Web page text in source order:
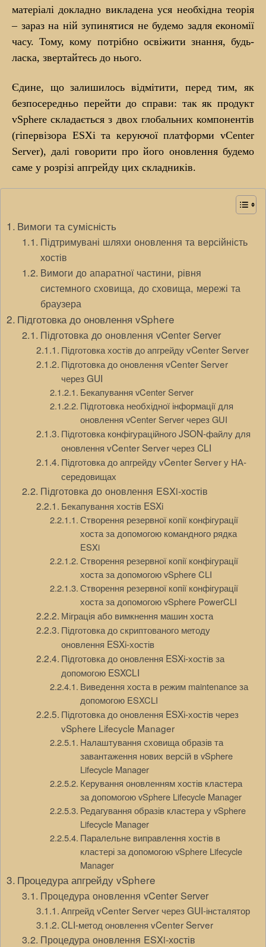
матеріалі докладно викладена уся необхідна теорія
– зараз на ній зупинятися не будемо задля економії
часу. Тому, кому потрібно освіжити знання, будь-
ласка, звертайтесь до нього.
Єдине, що залишилось відмітити, перед тим, як
безпосередньо перейти до справи: так як продукт
vSphere складається з двох глобальних компонентів
(гіпервізора ESXi та керуючої платформи vCenter
Server), далі говорити про його оновлення будемо
саме у розрізі апгрейду цих складників.
Вимоги та сумісність
Підтримувані шляхи оновлення та версійність
хостів
Вимоги до апаратної частини, рівня
системного сховища, до сховища, мережі та
браузера
Підготовка до оновлення vSphere
Підготовка до оновлення vCenter Server
Підготовка хостів до апгрейду vCenter Server
Підготовка до оновлення vCenter Server
через GUI
Бекапування vCenter Server
Підготовка необхідної інформації для
оновлення vCenter Server через GUI
Підготовка конфігураційного JSON-файлу для
оновлення vCenter Server через CLI
Підготовка до апгрейду vCenter Server у НА-
середовищах
Підготовка до оновлення ESXi-хостів
Бекапування хостів ESXi
Створення резервної копії конфігурації
хоста за допомогою командного рядка
ESXi
Створення резервної копії конфігурації
хоста за допомогою vSphere CLI
Створення резервної копії конфігурації
хоста за допомогою vSphere PowerCLI
Міграція або вимкнення машин хоста
Підготовка до скриптованого методу
оновлення ESXi-хостів
Підготовка до оновлення ESXi-хостів за
допомогою ESXCLI
Виведення хоста в режим maintenance за
допомогою ESXCLI
Підготовка до оновлення ESXi-хостів через
vSphere Lifecycle Manager
Налаштування сховища образів та
завантаження нових версій в vSphere
Lifecycle Manager
Керування оновленням хостів кластера
за допомогою vSphere Lifecycle Manager
Редагування образів кластера у vSphere
Lifecycle Manager
Паралельне виправлення хостів в
кластері за допомогою vSphere Lifecycle
Manager
Процедура апгрейду vSphere
Процедура оновлення vCenter Server
Апгрейд vCenter Server через GUI-інсталятор
CLI-метод оновлення vCenter Server
Процедура оновлення ESXi-хостів